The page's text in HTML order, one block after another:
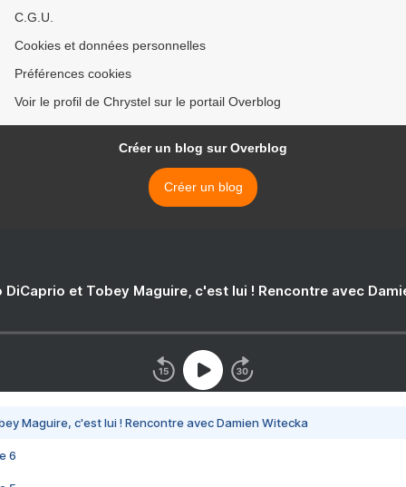
C.G.U.
Cookies et données personnelles
Préférences cookies
Voir le profil de Chrystel sur le portail Overblog
Créer un blog sur Overblog
Créer un blog
DiCaprio et Tobey Maguire, c'est lui ! Rencontre avec
Maguire, c'est lui ! Rencontre avec Damien Witecka
6